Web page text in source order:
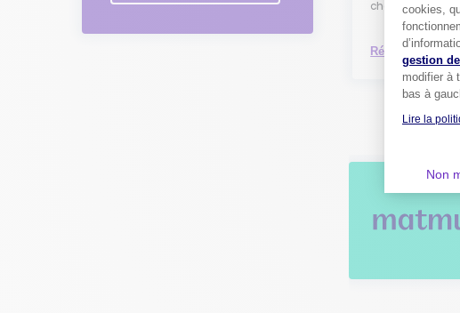
choix de la
Répondre
cookies,
gestion
modifier à
bas à
Lire la
Non